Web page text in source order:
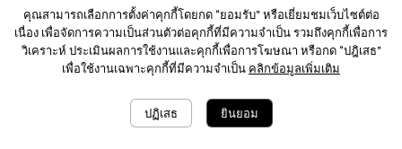
คุณสามารถเลือกการตั้งค่าคุกกี้โดยกด “ยอมรับ” หรือเยี่ยมชมเว็บไซต์ต่อ
เนื่อง เพื่อจัดการความเป็นส่วนตัวต่อคุกกี้ที่มีความจำเป็น รวมถึงคุกกี้เพื่อการ
วิเคราะห์ ประเมินผลการใช้งานและคุกกี้เพื่อการโฆษณา หรือกด “ปฎิเสธ”
เพื่อใช้งานเฉพาะคุกกี้ที่มีความจำเป็น คลิกข้อมูลเพิ่มเติม
ปฏิเสธ ยินยอม